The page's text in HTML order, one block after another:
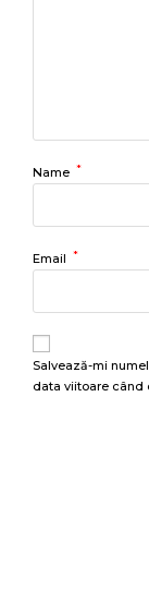
Name *
Email *
Salvează-mi
data viitoare când